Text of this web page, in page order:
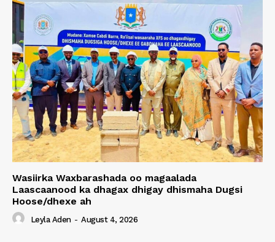
Wasiirka Waxbarashada oo magaalada
Laascaanood ka dhagax dhigay dhismaha Dugsi
Hoose/dhexe ah
Leyla Aden - August 4, 2026